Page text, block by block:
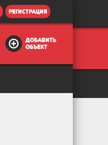
регистрация
добавить
объект